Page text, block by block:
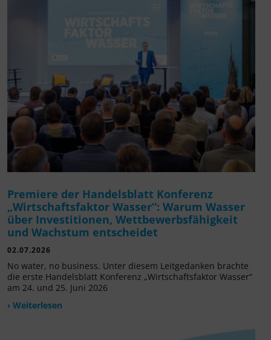
Premiere der Handelsblatt Konferenz
„Wirtschaftsfaktor Wasser“: Warum Wasser
über Investitionen, Wettbewerbsfähigkeit
und Wachstum entscheidet
02.07.2026
No water, no business. Unter diesem Leitgedanken brachte
die erste Handelsblatt Konferenz „Wirtschaftsfaktor Wasser“
am 24. und 25. Juni 2026
› Weiterlesen